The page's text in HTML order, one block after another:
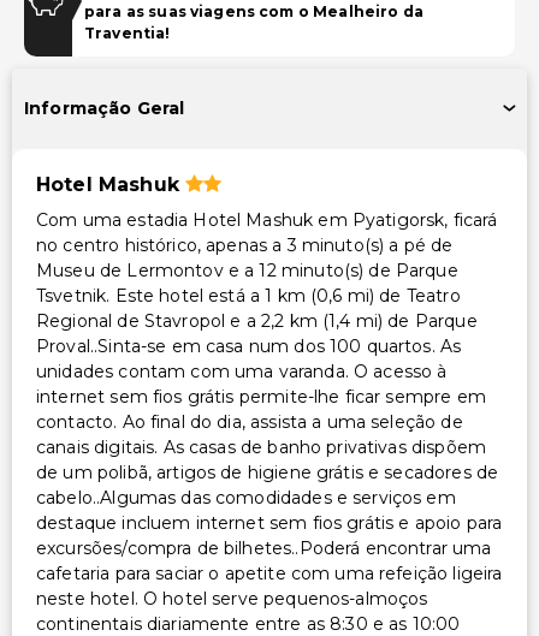
Espaço para conferências
Acessibilidade
Acessível para cadeira de rodas – não
Outros serviços
Cofre na recepção
para as suas viagens com o Mealheiro da
Traventia!
Informação Geral
Hotel Mashuk
Com uma estadia Hotel Mashuk em Pyatigorsk, ficará
no centro histórico, apenas a 3 minuto(s) a pé de
Museu de Lermontov e a 12 minuto(s) de Parque
Tsvetnik. Este hotel está a 1 km (0,6 mi) de Teatro
Regional de Stavropol e a 2,2 km (1,4 mi) de Parque
Proval..Sinta-se em casa num dos 100 quartos. As
unidades contam com uma varanda. O acesso à
internet sem fios grátis permite-lhe ficar sempre em
contacto. Ao final do dia, assista a uma seleção de
canais digitais. As casas de banho privativas dispõem
de um polibã, artigos de higiene grátis e secadores de
cabelo..Algumas das comodidades e serviços em
destaque incluem internet sem fios grátis e apoio para
excursões/compra de bilhetes..Poderá encontrar uma
cafetaria para saciar o apetite com uma refeição ligeira
neste hotel. O hotel serve pequenos-almoços
continentais diariamente entre as 8:30 e as 10:00